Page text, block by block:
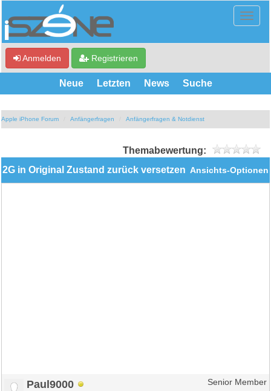
Anmelden Registrieren
Neue Letzten News Suche
Apple iPhone Forum Anfängerfragen Anfängerfragen & Notdienst
Themabewertung:
Ansichts-Optionen
2G in Original Zustand zurück versetzen
Paul9000 Senior Member